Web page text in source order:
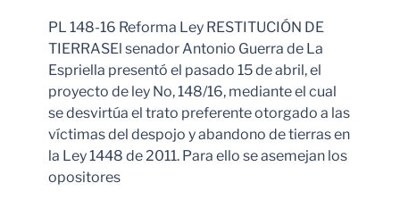
PL 148-16 Reforma Ley RESTITUCIÓN DE
TIERRASEl senador Antonio Guerra de La
Espriella presentó el pasado 15 de abril, el
proyecto de ley No, 148/16, mediante el cual
se desvirtúa el trato preferente otorgado a las
víctimas del despojo y abandono de tierras en
la Ley 1448 de 2011. Para ello se asemejan los
opositores